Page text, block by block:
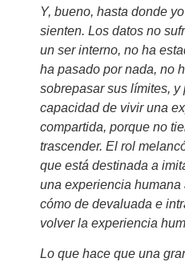
Y, bueno, hasta donde
sienten. Los datos no
un ser interno, no ha
ha pasado por nada, no
sobrepasar sus límites, y
capacidad de vivir una
compartida, porque no
trascender. El rol
que está destinada a
una experiencia
cómo de devaluada e
volver la experiencia
Lo que hace que una